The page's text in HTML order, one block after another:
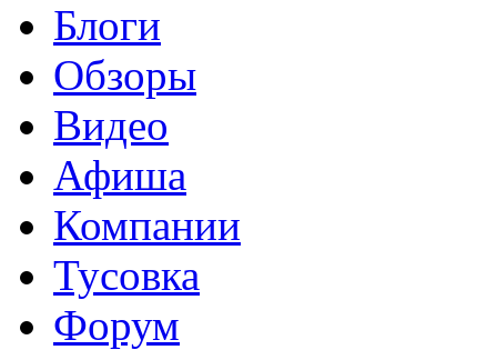
Блоги
Обзоры
Видео
Афиша
Компании
Тусовка
Форум